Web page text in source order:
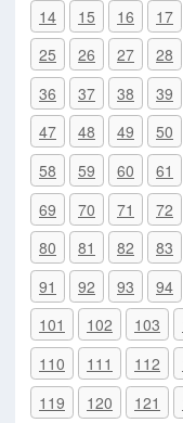
14
15 16 17
25
26 27 28
36
37 38 39
47
48 49 50
58
59 60 61
69
70 71 72
80
81 82 83
91
92 93 94
101
102 103
110
111 112
119
120 121